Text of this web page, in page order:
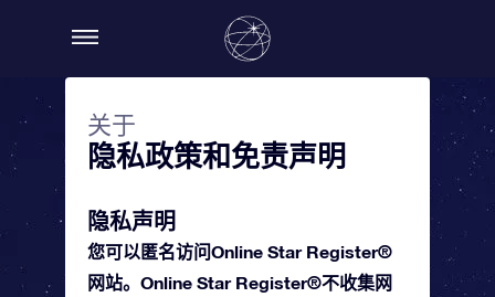
关于
隐私政策和免责声明
隐私声明
您可以匿名访问Online Star Register®
网站。Online Star Register®不收集网